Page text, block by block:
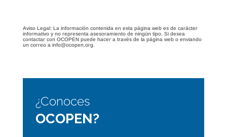
Aviso Legal: La información contenida en esta página web es de carácter
informativo y no representa asesoramiento de ningún tipo. Si desea
contactar con OCOPEN puede hacer a través de la página web o enviando
un correo a info@ocopen.org.
¿Conoces
OCOPEN?